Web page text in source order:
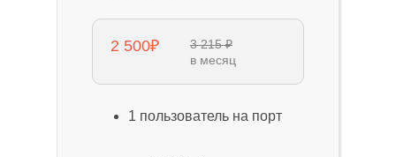
1 пользователь на порт
2 500₽
3 215 ₽
в месяц